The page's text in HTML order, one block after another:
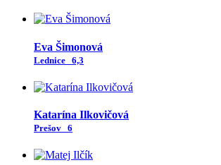
Eva Šimonová
Lednice 6,3
Katarína Ilkovičová
Prešov 6